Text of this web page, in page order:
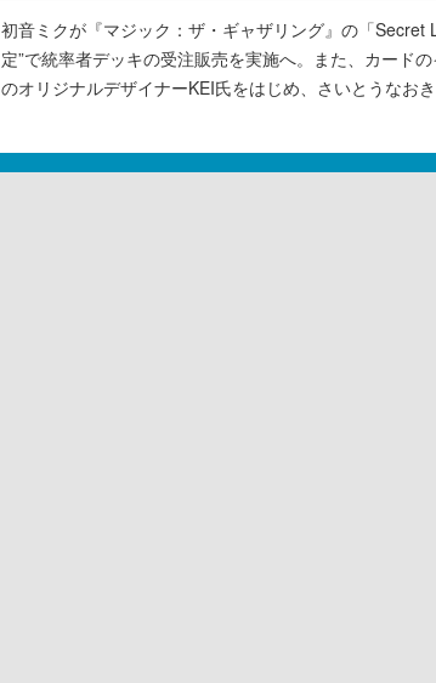
初音ミクが『マジック：ザ・ギャザリング』の「Secret
定”で統率者デッキの受注販売を実施へ。また、カード
のオリジナルデザイナーKEI氏をはじめ、さいとうなお